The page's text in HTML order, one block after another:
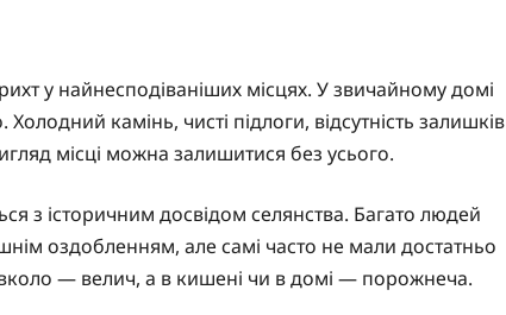
у найнесподіваніших місцях. У звичайному домі
камінь, чисті підлоги, відсутність залишків
місці можна залишитися без усього.
з історичним досвідом селянства. Багато людей
оздобленням, але самі часто не мали достатньо
— велич, а в кишені чи в домі — порожнеча.